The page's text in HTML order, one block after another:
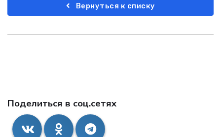
Вернуться к списку
Поделиться в соц.сетях